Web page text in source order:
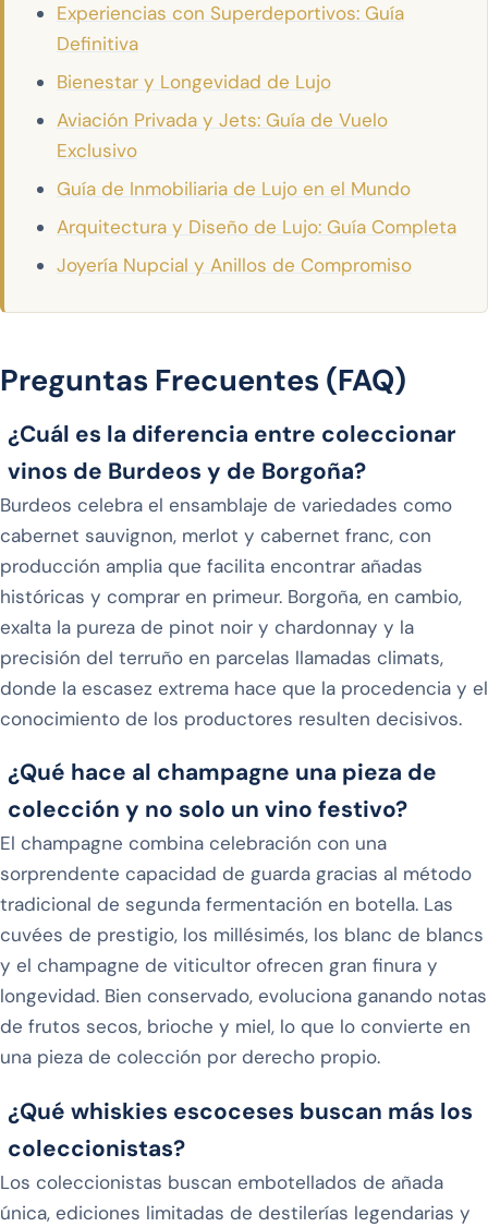
Experiencias con Superdeportivos: Guía
Definitiva
Bienestar y Longevidad de Lujo
Aviación Privada y Jets: Guía de Vuelo
Exclusivo
Guía de Inmobiliaria de Lujo en el Mundo
Arquitectura y Diseño de Lujo: Guía Completa
Joyería Nupcial y Anillos de Compromiso
Preguntas Frecuentes (FAQ)
¿Cuál es la diferencia entre coleccionar
vinos de Burdeos y de Borgoña?
Burdeos celebra el ensamblaje de variedades como
cabernet sauvignon, merlot y cabernet franc, con
producción amplia que facilita encontrar añadas
históricas y comprar en primeur. Borgoña, en cambio,
exalta la pureza de pinot noir y chardonnay y la
precisión del terruño en parcelas llamadas climats,
donde la escasez extrema hace que la procedencia y el
conocimiento de los productores resulten decisivos.
¿Qué hace al champagne una pieza de
colección y no solo un vino festivo?
El champagne combina celebración con una
sorprendente capacidad de guarda gracias al método
tradicional de segunda fermentación en botella. Las
cuvées de prestigio, los millésimés, los blanc de blancs
y el champagne de viticultor ofrecen gran finura y
longevidad. Bien conservado, evoluciona ganando notas
de frutos secos, brioche y miel, lo que lo convierte en
una pieza de colección por derecho propio.
¿Qué whiskies escoceses buscan más los
coleccionistas?
Los coleccionistas buscan embotellados de añada
única, ediciones limitadas de destilerías legendarias y